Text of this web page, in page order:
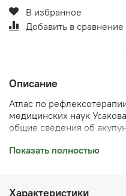
В избранное
Добавить в сравнение
Описание
Атлас по
медицинских наук
общие сведения об
меридианов с методиками
заболеваниях и лечение
Показать полностью
Характеристики